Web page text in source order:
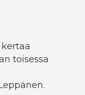
toisessa